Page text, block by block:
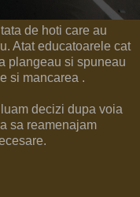
de hoti care au
Atat educatoarele cat
plangeau si spuneau
si mancarea .
decizi dupa voia
sa reamenajam